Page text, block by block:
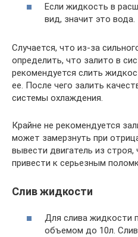
Если жидкость в
вид, значит это вода.
Случается, что из-за
определить, что залито в
рекомендуется слить
ее. После чего залить
системы охлаждения.
Крайне не рекомендуется
может замерзнуть при
вывести двигатель из
привести к серьезным
Слив жидкости
Для слива жидкости
объемом до 10л.